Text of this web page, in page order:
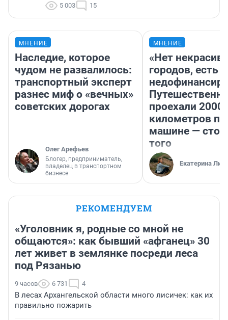
5 003 15
МНЕНИЕ
Наследие, которое
чудом не развалилось:
транспортный эксперт
разнес миф о «вечных»
советских дорогах
Олег Арефьев
Блогер, предприниматель,
владелец в транспортном
бизнесе
МНЕНИЕ
«Нет
городов, есть
проехали 2000
километров по
машине —
того
Екатерина
РЕКОМЕНДУЕМ
«Уголовник я, родные со мной не
общаются»: как бывший «афганец» 30
лет живет в землянке посреди леса
под Рязанью
9 часов 6 731 4
В лесах Архангельской области много лисичек: как их
правильно пожарить